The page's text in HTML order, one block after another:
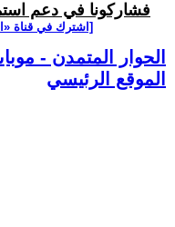
فشاركونا في دعم
[اشترك في قناة
الحوار المتمدن -
الموقع الرئيسي